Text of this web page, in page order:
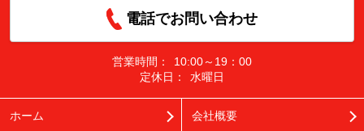
電話でお問い合わせ
営業時間：
10:00～19：00
定休日：
水曜日
ホーム 会社概要